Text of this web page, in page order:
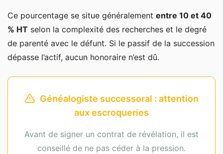
Ce pourcentage se situe généralement entre 10 et 40
% HT selon la complexité des recherches et le degré
de parenté avec le défunt. Si le passif de la succession
dépasse l’actif, aucun honoraire n’est dû.
Généalogiste successoral : attention
aux escroqueries
Avant de signer un contrat de révélation, il est
conseillé de ne pas céder à la pression.